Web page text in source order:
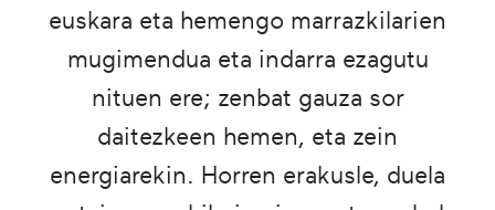
euskara eta hemengo marrazkilarien
mugimendua eta indarra ezagutu
nituen ere; zenbat gauza sor
daitezkeen hemen, eta zein
energiarekin. Horren erakusle, duela